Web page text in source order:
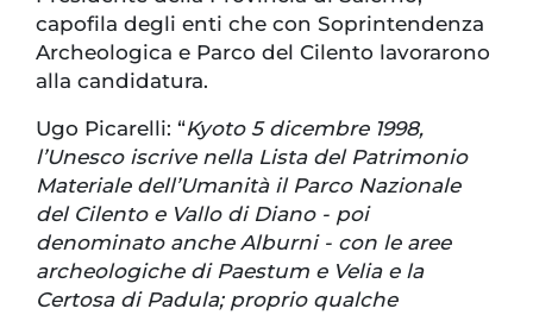
capofila degli enti che con Soprintendenza
Archeologica e Parco del Cilento lavorarono
alla candidatura.
Ugo Picarelli: “Kyoto 5 dicembre 1998,
l’Unesco iscrive nella Lista del Patrimonio
Materiale dell’Umanità il Parco Nazionale
del Cilento e Vallo di Diano - poi
denominato anche Alburni - con le aree
archeologiche di Paestum e Velia e la
Certosa di Padula; proprio qualche